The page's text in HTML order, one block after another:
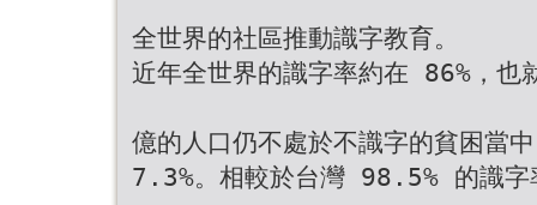
全世界的社區推動識字教育。
近年全世界的識字率約在 86%，
億的人口仍不處於不識字的貧困當
7.3%。相較於台灣 98.5% 的識